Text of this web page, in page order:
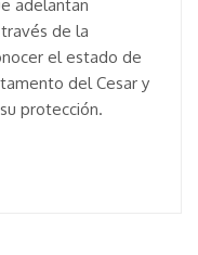
adelantan
de la
el estado de
del Cesar y
protección.